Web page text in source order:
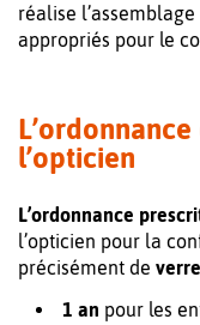
réalise
appropriés pour le
l’opticien
L’ordonnance
l’opticien pour la
précisément de
1 an pour les